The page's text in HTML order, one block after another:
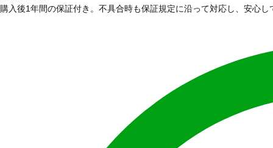
購入後1年間の保証付き。不具合時も保証規定に沿って対応し、安心